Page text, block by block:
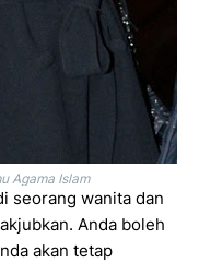
Agama Islam
seorang wanita dan
Anda boleh
akan tetap